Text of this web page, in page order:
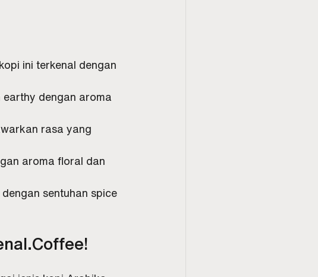
ini terkenal dengan
dengan aroma
rasa yang
aroma floral dan
sentuhan spice